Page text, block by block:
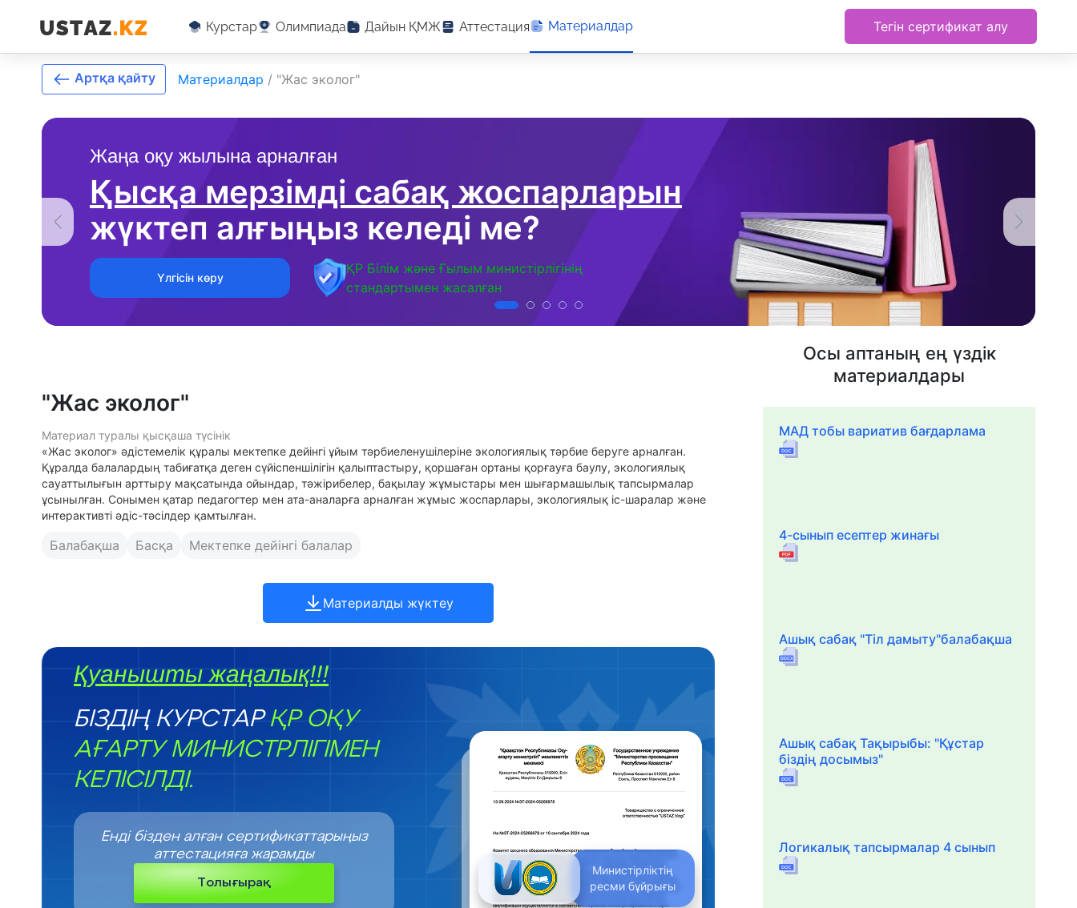
Курстар Олимпиада Дайын ҚМЖ Аттестация Материалдар Тегін сертификат алу
Жаңа оқу жылына арналған
Қысқа мерзімді сабақ жоспарларын
жүктеп алғыңыз келеді ме?
Үлгісін көру
ҚР Білім және Ғылым министірлігінің
стандартымен жасалған
Артқа қайту Материалдар / "Жас эколог"
"Жас эколог"
Материал туралы қысқаша түсінік
«Жас эколог» әдістемелік құралы мектепке дейінгі ұйым тәрбиеленушілеріне экологиялық тәрбие беруге арналған.
Құралда балалардың табиғатқа деген сүйіспеншілігін қалыптастыру, қоршаған ортаны қорғауға баулу, экологиялық
сауаттылығын арттыру мақсатында ойындар, тәжірибелер, бақылау жұмыстары мен шығармашылық тапсырмалар
ұсынылған. Сонымен қатар педагогтер мен ата-аналарға арналған жұмыс жоспарлары, экологиялық іс-шаралар және
интерактивті әдіс-тәсілдер қамтылған.
Балабақша Басқа Мектепке дейінгі балалар
Материалды жүктеу
Қуанышты жаңалық!!!
БІЗДІҢ КУРСТАР ҚР ОҚУ
АҒАРТУ МИНИСТРЛІГІМЕН
КЕЛІСІЛДІ.
Министірліктің
ресми бұйрығы
Енді бізден алған сертификаттарыңыз
аттестацияға жарамды
Толығырақ
Осы аптаның ең үздік
материалдары
МАД тобы вариатив бағдарлама
4-сынып есептер жинағы
Ашық сабақ "Тіл дамыту"балабақша
Ашық сабақ Тақырыбы: "Құстар
біздің досымыз"
Логикалық тапсырмалар 4 сынып